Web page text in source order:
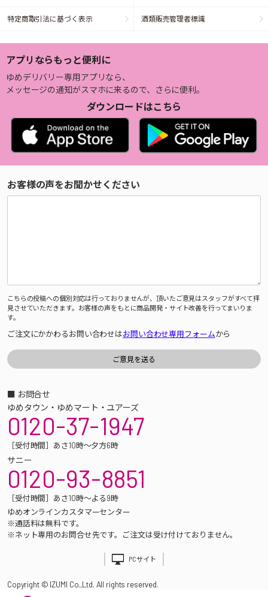
特定商取引法に基づく表示 酒類販売管理者標識
アプリならもっと便利に
ゆめデリバリー専用アプリなら、
メッセージの通知がスマホに来るので、さらに便利。
ダウンロードはこちら
お客様の声をお聞かせください
こちらの投稿への個別対応は行っておりませんが、頂いたご意見はスタッフがすべて拝
見させていただきます。お客様の声をもとに商品開発・サイト改善を行ってまいりま
す。
ご注文にかかわるお問い合わせはお問い合わせ専用フォームから
■ お問合せ
ゆめタウン・ゆめマート・ユアーズ
0120-37-1947
［受付時間］あさ10時～夕方6時
サニー
0120-93-8851
［受付時間］あさ10時～よる9時
ゆめオンラインカスタマーセンター
※通話料は無料です。
※ネット専用のお問合せ先です。ご注文は受け付けておりません。
PCサイト
Copyright © IZUMI Co.,Ltd. All rights reserved.